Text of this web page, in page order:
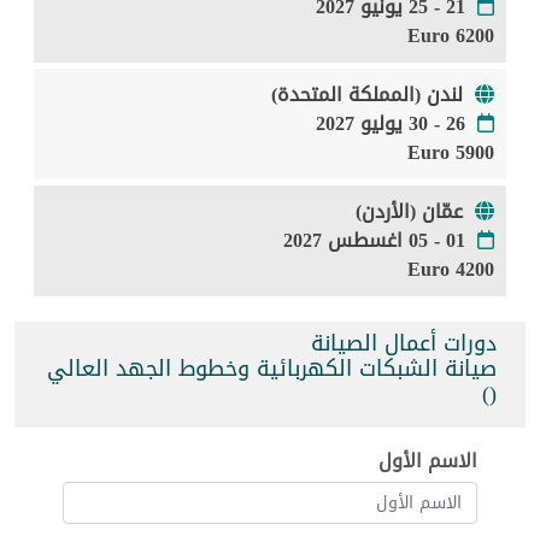
6200 Euro
لندن (المملكة المتحدة)
26 - 30 يوليو 2027
5900 Euro
عمّان (الأردن)
01 - 05 اغسطس 2027
4200 Euro
دورات أعمال الصيانة
صيانة الشبكات الكهربائية وخطوط الجهد العالي
()
الاسم الأول